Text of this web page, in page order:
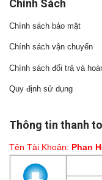
Chính Sách
Chính sách bảo mật
Chính sách vận chuyển
Chính sách đổi trả và
Quy định sử dụng
Thông tin thanh
Tên Tài Khoản: Phan